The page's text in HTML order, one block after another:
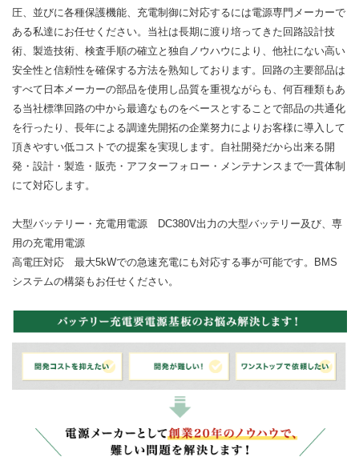
圧、並びに各種保護機能、充電制御に対応するには電源専門メーカーで
ある私達にお任せください。当社は長期に渡り培ってきた回路設計技
術、製造技術、検査手順の確立と独自ノウハウにより、他社にない高い
安全性と信頼性を確保する方法を熟知しております。回路の主要部品は
すべて日本メーカーの部品を使用し品質を重視ながらも、何百種類もあ
る当社標準回路の中から最適なものをベースとすることで部品の共通化
を行ったり、長年による調達先開拓の企業努力によりお客様に導入して
頂きやすい低コストでの提案を実現します。自社開発だから出来る開
発・設計・製造・販売・アフターフォロー・メンテナンスまで一貫体制
にて対応します。
大型バッテリー・充電用電源 DC380V出力の大型バッテリー及び、専
用の充電用電源
高電圧対応 最大5kWでの急速充電にも対応する事が可能です。BMS
システムの構築もお任せください。